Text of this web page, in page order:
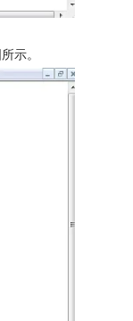
示。